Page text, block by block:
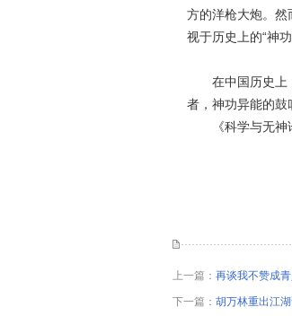
方的洋枪大炮。然
视于历史上的“神
在中国历史上，
者，神功异能的鼓
《科学与无神
上一篇： 再谈我不赞成
下一篇： 胡万林重出江